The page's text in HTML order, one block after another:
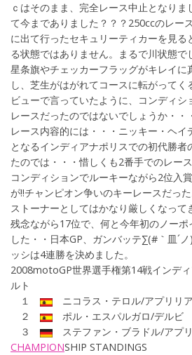
ｃはそのまま、完全レース中止となりま
て今までありました？？？250ccのレー
に出て行ったセキュリーティカーを見
る状態ではありません。まるで川状態で
星条旗やチェッカーフラッグがキレイに
し、芝生がはがれてコースに転がってく
ビューで言っていたように、コンディ
レースだったのではないでしょうか・・
レース内容的には・・・ニッキー・ヘ
となるインディアナポリスでの初代勝者
たのでは・・・惜しくも2番手でのレー
コンディションでルーキーながら2位入
が!!チャンピオン争いのキーレースだっ
ストーナーとしてはかなり厳しくなって
残念ながら17位で、何と今年初のノーポ
した・・日本GP、ガンバッテ∑(#｀皿´
ッシは4連勝を決めました。
2008motoGP世界選手権第14戦インデ
ルト
１
ニコラス・テロル/アプリリア
２
ポル・エスパルガロ/デルビ
３
ステファン・ブラドル/アプ
CHAMPIONSHIP STANDINGS